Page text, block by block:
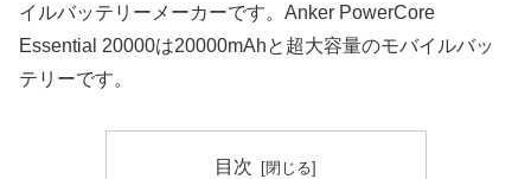
イルバッテリーメーカーです。Anker PowerCore
Essential 20000は20000mAhと超大容量のモバイルバッ
テリーです。
目次